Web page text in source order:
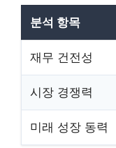
분석 항목
재무 건전성
시장 경쟁력
미래 성장 동력